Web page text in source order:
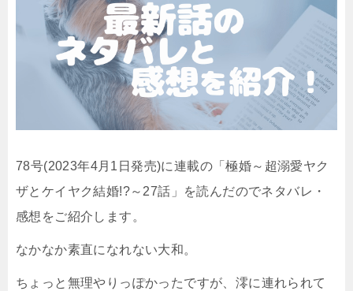
78号(2023年4月1日発売)に連載の「極婚～超溺愛ヤク
ザとケイヤク結婚!?～27話」を読んだのでネタバレ・
感想をご紹介します。
なかなか素直になれない大和。
ちょっと無理やりっぽかったですが、澪に連れられて